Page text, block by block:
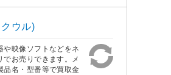
ウル)
や映像ソフトなどをネ
でお売りできます。メ
品名・型番等で買取金